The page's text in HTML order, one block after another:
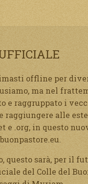
offline per
ma nel
e raggruppato i
raggiungere alle
e .org, in questo
questo sarà, per il
del Colle del